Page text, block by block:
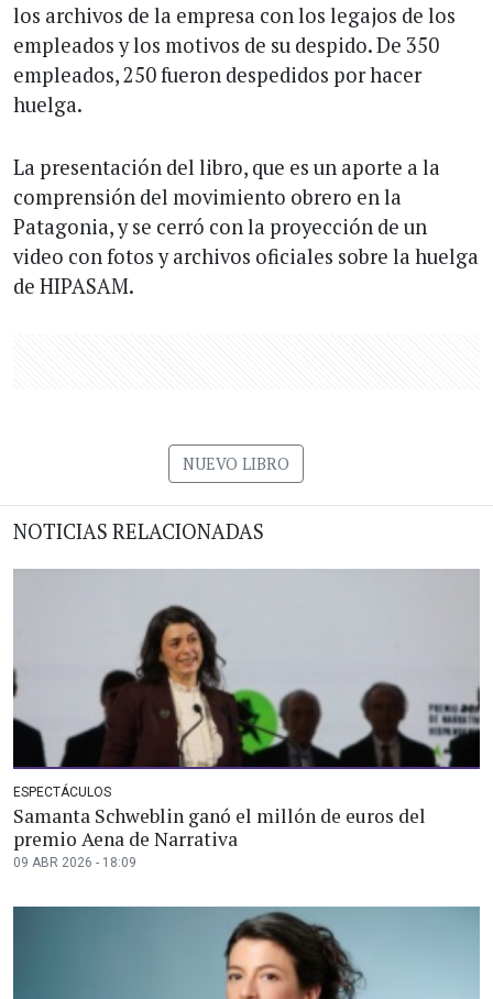
los archivos de la empresa con los legajos de los
empleados y los motivos de su despido. De 350
empleados, 250 fueron despedidos por hacer
huelga.
La presentación del libro, que es un aporte a la
comprensión del movimiento obrero en la
Patagonia, y se cerró con la proyección de un
video con fotos y archivos oficiales sobre la huelga
de HIPASAM.
NUEVO LIBRO
NOTICIAS RELACIONADAS
ESPECTÁCULOS
Samanta Schweblin ganó el millón de euros del
premio Aena de Narrativa
09 ABR 2026 - 18:09